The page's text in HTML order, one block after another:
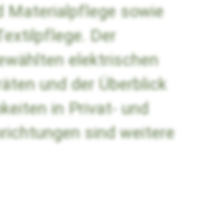
Materialpflege sowie
Der
elektrischen
und der Überblick
in Privat- und
sind weitere